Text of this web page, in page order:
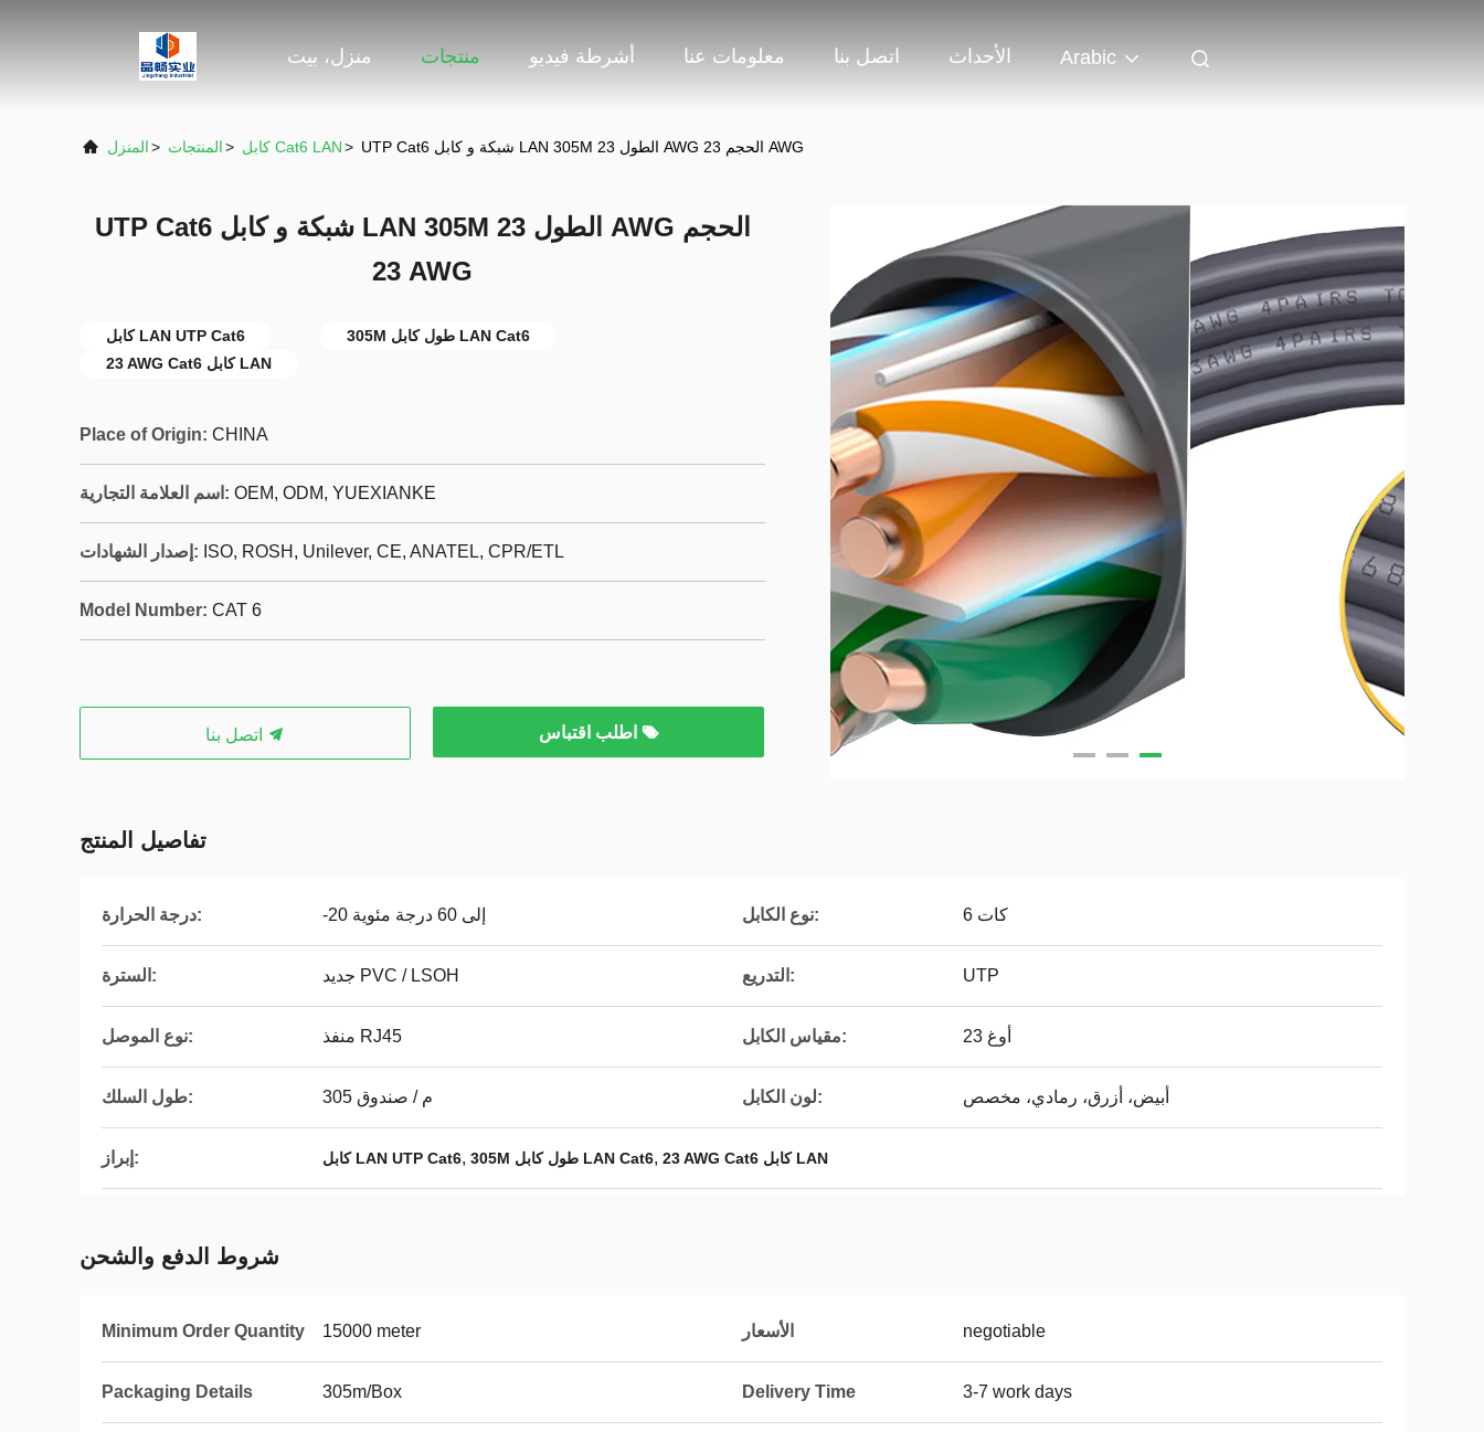
منزل، بيت منتجات أشرطة فيديو معلومات عنا اتصل بنا الأحداث Arabic
المنزل> المنتجات> كابل Cat6 LAN> UTP Cat6 شبكة و كابل LAN 305M الطول 23 AWG الحجم 23 AWG
UTP Cat6 شبكة و كابل LAN 305M الطول 23 AWG الحجم
23 AWG
كابل LAN UTP Cat6
305M طول كابل LAN Cat6
23 AWG Cat6 كابل LAN
Place of Origin: CHINA
اسم العلامة التجارية: OEM, ODM, YUEXIANKE
إصدار الشهادات: ISO, ROSH, Unilever, CE, ANATEL, CPR/ETL
Model Number: CAT 6
تفاصيل المنتج
درجة الحرارة: -20 إلى 60 درجة مئوية نوع الكابل: كات 6
السترة: جديد PVC / LSOH التدريع: UTP
نوع الموصل: منفذ RJ45 مقياس الكابل: 23 أوغ
طول السلك: 305 م / صندوق لون الكابل: أبيض، أزرق، رمادي، مخصص
إبراز: كابل LAN UTP Cat6, 305M طول كابل LAN Cat6, 23 AWG Cat6 كابل LAN
شروط الدفع والشحن
Minimum Order Quantity 15000 meter الأسعار negotiable
Packaging Details 305m/Box Delivery Time 3-7 work days